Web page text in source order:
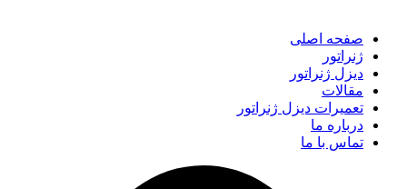
صفحه اصلی
ژنراتور
دیزل ژنراتور
مقالات
تعمیرات دیزل ژنراتور
درباره ما
تماس با ما